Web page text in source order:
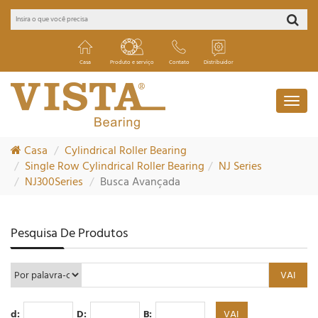
Casa Produto e serviço Contato Distribuidor
Casa
Cylindrical Roller Bearing
Single Row Cylindrical Roller Bearing
NJ Series
NJ300Series
Busca Avançada
Pesquisa De Produtos
d: D: B: